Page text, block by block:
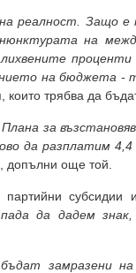
реалност. Защо е
на
на бюджета -
трябва да
за
да разплатим
допълни още той.
да дадем
замразени